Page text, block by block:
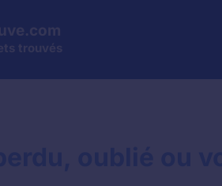
trouvés